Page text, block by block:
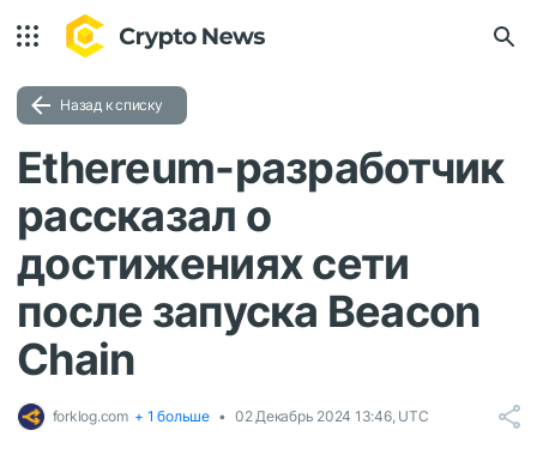
Назад к списку
Ethereum-разработчик
рассказал о
достижениях сети
после запуска Beacon
Chain
forklog.com + 1 больше 02 Декабрь 2024 13:46, UTC